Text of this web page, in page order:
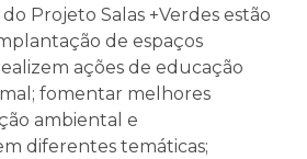
Projeto Salas +Verdes estão
de espaços
ações de educação
fomentar melhores
ambiental e
diferentes temáticas;